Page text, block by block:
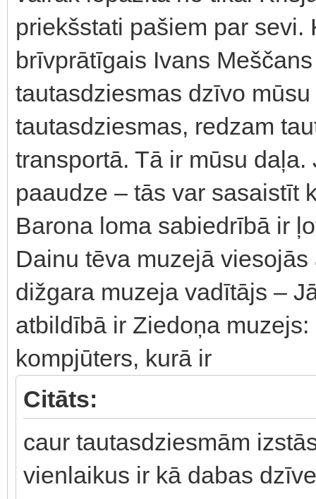
priekšstati pašiem par
brīvprātīgais Ivans
tautasdziesmas dzīvo
tautasdziesmas, redzam
transportā. Tā ir mūsu
paaudze – tās var sasaistīt
Barona loma sabiedrībā ir
Dainu tēva muzejā
dižgara muzeja vadītājs –
atbildībā ir Ziedoņa
kompjūters, kurā ir
Citāts:
caur tautasdziesmām
vienlaikus ir kā dabas